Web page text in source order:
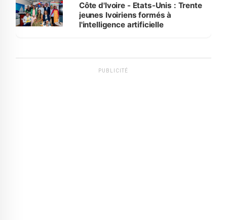
Côte d'Ivoire - Etats-Unis : Trente
jeunes Ivoiriens formés à
l'intelligence artificielle
PUBLICITÉ